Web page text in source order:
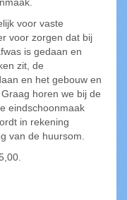
voor vaste
voor zorgen dat bij
is gedaan en
zit, de
en het gebouw en
horen we bij de
eindschoonmaak
in rekening
van de huursom.